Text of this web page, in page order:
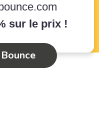
sur le prix !